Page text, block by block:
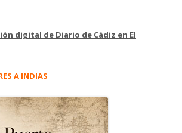
digital de Diario de Cádiz en El
A INDIAS